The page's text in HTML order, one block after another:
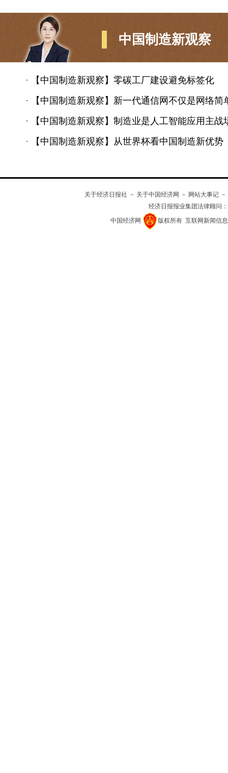
中国制造新观察
·
【中国制造新观察】零碳工厂建设避免标签化
·
【中国制造新观察】新一代通信网不仅是网络简
·
【中国制造新观察】制造业是人工智能应用主战
·
【中国制造新观察】从世界杯看中国制造新优势
关于经济日报社 － 关于中国经济网 － 网站大事记 －
经济日报报业集团法律顾问：
中国经济网
版权所有互联网新闻信